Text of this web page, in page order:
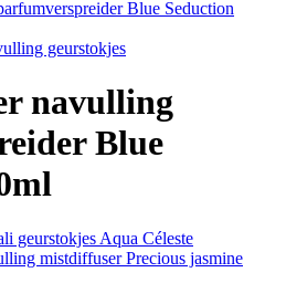
geurstokjes
navulling
Blue